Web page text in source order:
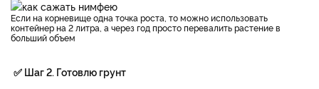
Если на корневище одна точка роста, то можно использовать
контейнер на 2 литра, а через год просто перевалить растение в
больший объем
✅ Шаг 2. Готовлю грунт